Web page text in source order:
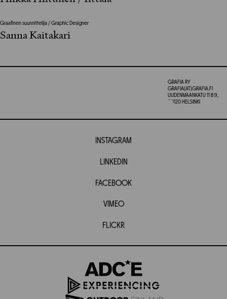
Graafinen suunnittelija / Graphic Designer
Sanna Kaitakari
GRAFIA RY
GRAFIA(AT)GRAFIA.FI
UUDENMAANKATU 11 B 9,
00120 HELSINKI
INSTAGRAM
LINKEDIN
FACEBOOK
VIMEO
FLICKR